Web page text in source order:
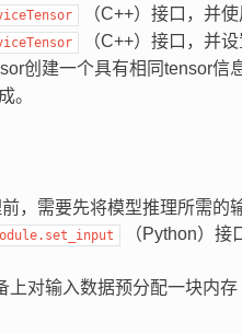
（C++）接口，并
（C++）接口，并设
创建一个具有相同tensor信
。
，需要先将模型推理所需的
（Python）接
对输入数据预分配一块内